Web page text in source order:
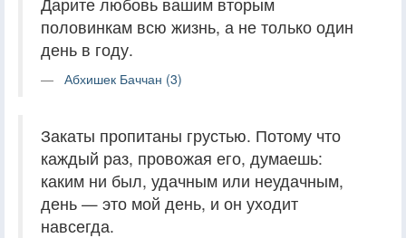
половинкам всю жизнь, а не только один
день в году.
Абхишек Баччан (3)
Закаты пропитаны грустью. Потому что
каждый раз, провожая его, думаешь:
каким ни был, удачным или неудачным,
день — это мой день, и он уходит
навсегда.